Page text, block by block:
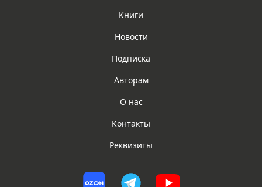
Книги
Новости
Подписка
Авторам
О нас
Контакты
Реквизиты